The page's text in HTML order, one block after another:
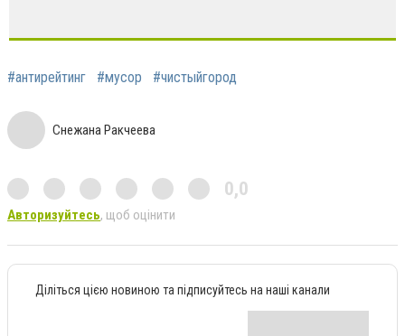
#антирейтинг #мусор #чистыйгород
Снежана Ракчеева
0,0
Авторизуйтесь, щоб оцінити
Діліться цією новиною та підписуйтесь на наші канали